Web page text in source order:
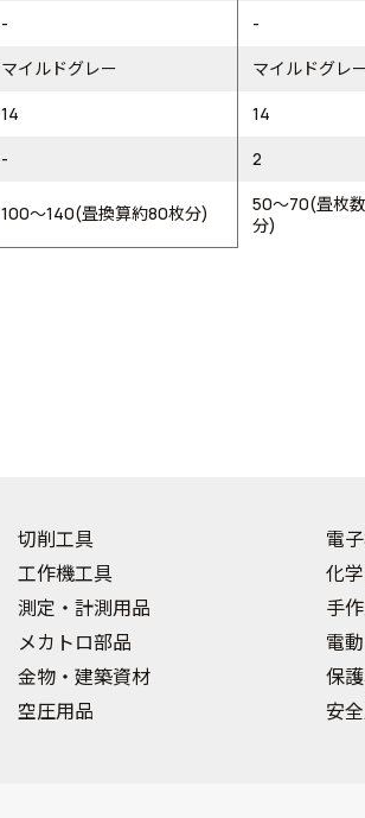
- -
マイルドグレー マイルドグレ
14 14
- 2
100～140(畳換算約80枚分)
50～70(畳枚
分)
切削工具
工作機工具
測定・計測用品
メカトロ部品
金物・建築資材
空圧用品
電
化
手
電
保
安